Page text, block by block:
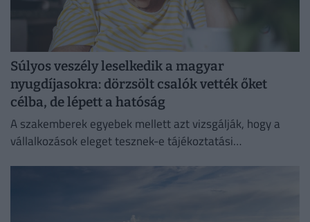
Súlyos veszély leselkedik a magyar
nyugdíjasokra: dörzsölt csalók vették őket
célba, de lépett a hatóság
A szakemberek egyebek mellett azt vizsgálják, hogy a
vállalkozások eleget tesznek-e tájékoztatási